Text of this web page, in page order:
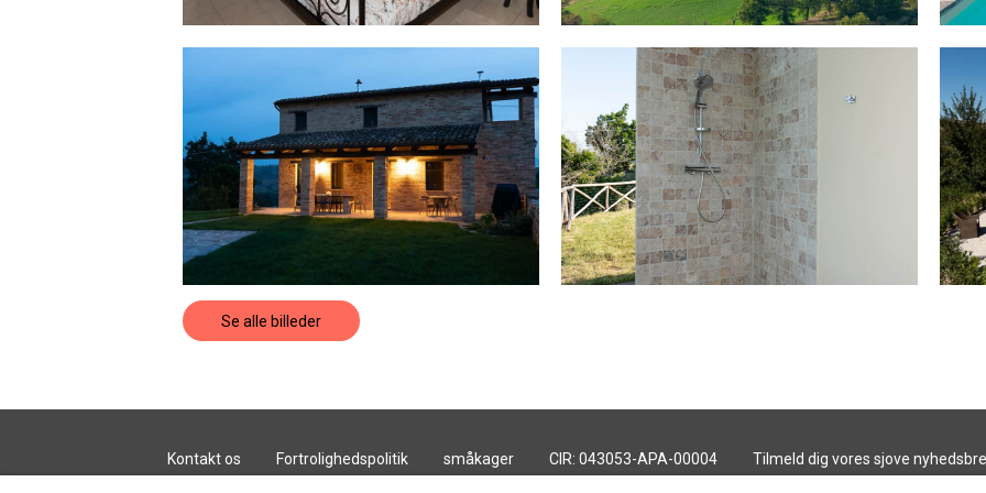
Se alle billeder
Kontakt os Fortrolighedspolitik småkager CIR: 043053-APA-00004 Tilmeld dig vores sjove